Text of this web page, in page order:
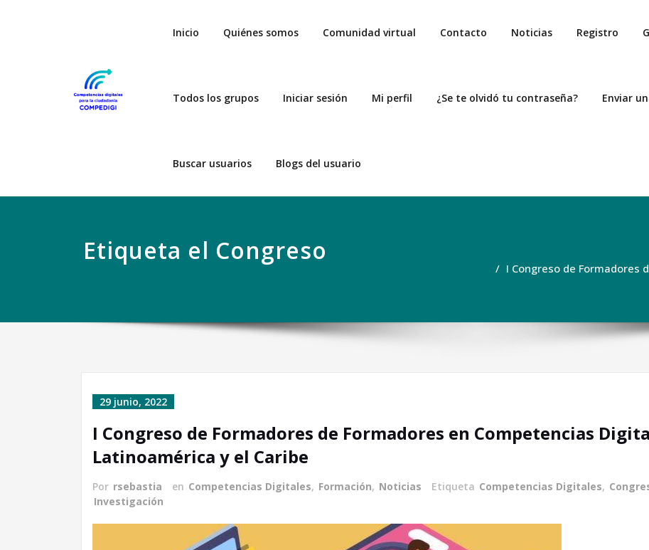
PROGRAMA DE CAPACITACIÓN DE FORMADORES EN
Inicio Quiénes somos Comunidad virtual Contacto Noticias Registro
Todos los grupos Iniciar sesión Mi perfil ¿Se te olvidó tu contraseña? Enviar
Buscar usuarios Blogs del usuario
Etiqueta el Congreso
I Congreso de Formadores
29 junio, 2022
I Congreso de Formadores de Formadores en Competencias
Latinoamérica y el Caribe
Por rsebastia en Competencias Digitales, Formación, Noticias Etiqueta Competencias Digitales,
Investigación